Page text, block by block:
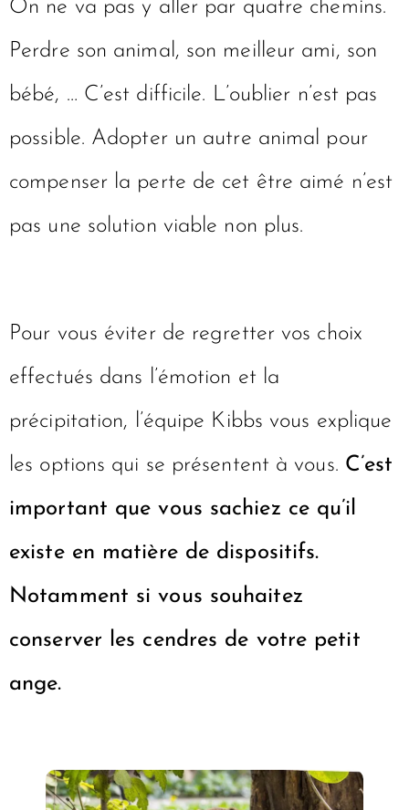
On ne va pas y aller par quatre chemins.
Perdre son animal, son meilleur ami, son
bébé, … C’est difficile. L’oublier n’est pas
possible. Adopter un autre animal pour
compenser la perte de cet être aimé n’est
pas une solution viable non plus.
Pour vous éviter de regretter vos choix
effectués dans l’émotion et la
précipitation, l’équipe Kibbs vous explique
les options qui se présentent à vous. C’est
important que vous sachiez ce qu’il
existe en matière de dispositifs.
Notamment si vous souhaitez
conserver les cendres de votre petit
ange.